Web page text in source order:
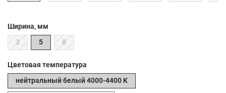
Ширина, мм
3
5 8
Цветовая температура
нейтральный белый 4000-4400 K